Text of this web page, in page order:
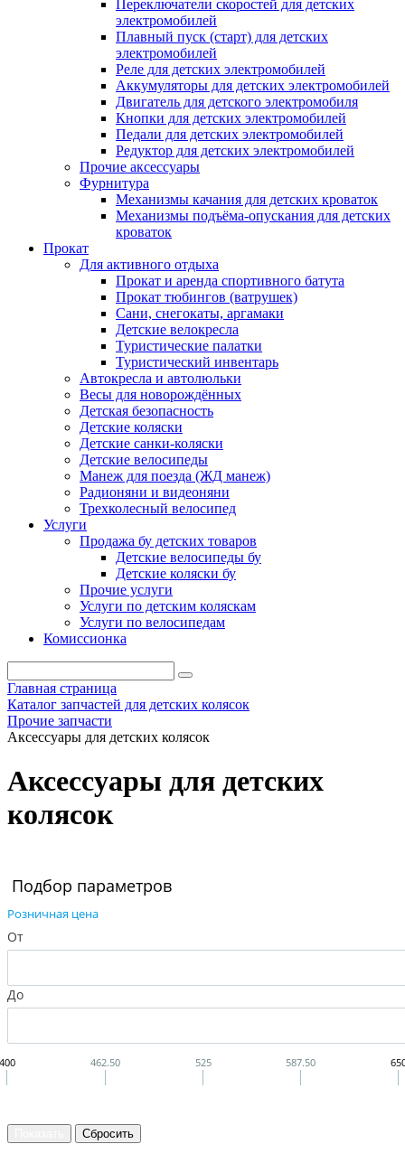
Переключатели скоростей для детских
электромобилей
Плавный пуск (старт) для детских
электромобилей
Реле для детских электромобилей
Аккумуляторы для детских электромобилей
Двигатель для детского электромобиля
Кнопки для детских электромобилей
Педали для детских электромобилей
Редуктор для детских электромобилей
Прочие аксессуары
Фурнитура
Механизмы качания для детских кроваток
Механизмы подъёма-опускания для детских
кроваток
Прокат
Для активного отдыха
Прокат и аренда спортивного батута
Прокат тюбингов (ватрушек)
Сани, снегокаты, аргамаки
Детские велокресла
Туристические палатки
Туристический инвентарь
Автокресла и автолюльки
Весы для новорождённых
Детская безопасность
Детские коляски
Детские санки-коляски
Детские велосипеды
Манеж для поезда (ЖД манеж)
Радионяни и видеоняни
Трехколесный велосипед
Услуги
Продажа бу детских товаров
Детские велосипеды бу
Детские коляски бу
Прочие услуги
Услуги по детским коляскам
Услуги по велосипедам
Комиссионка
Главная страница
Каталог запчастей для детских колясок
Прочие запчасти
Аксессуары для детских колясок
Аксессуары для детских
колясок
Подбор параметров
Розничная цена
От
До
462.50 525 587.50